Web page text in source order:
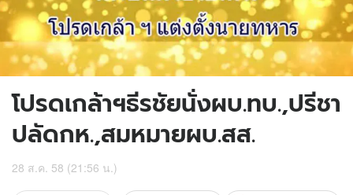
โปรดเกล้าฯธีรชัยนั่งผบ.ทบ.,ปรีชา
ปลัดกห.,สมหมายผบ.สส.
28 ส.ค. 58 (21:56 น.)